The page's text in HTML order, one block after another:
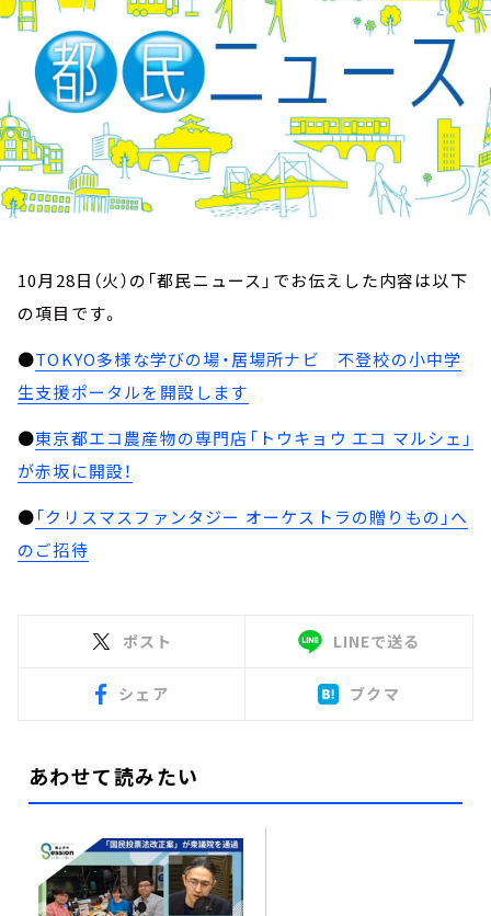
10月28日（火）の「都民ニュース」でお伝えした内容は以下
の項目です。
●TOKYO多様な学びの場・居場所ナビ 不登校の小中学
生支援ポータルを開設します
●東京都エコ農産物の専門店「トウキョウ エコ マルシェ」
が赤坂に開設！
●「クリスマスファンタジー オーケストラの贈りもの」へ
のご招待
ポスト LINEで送る
シェア ブクマ
あわせて読みたい